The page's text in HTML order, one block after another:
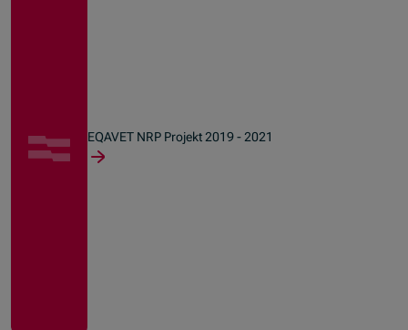
EQAVET NRP Projekt 2019 - 2021